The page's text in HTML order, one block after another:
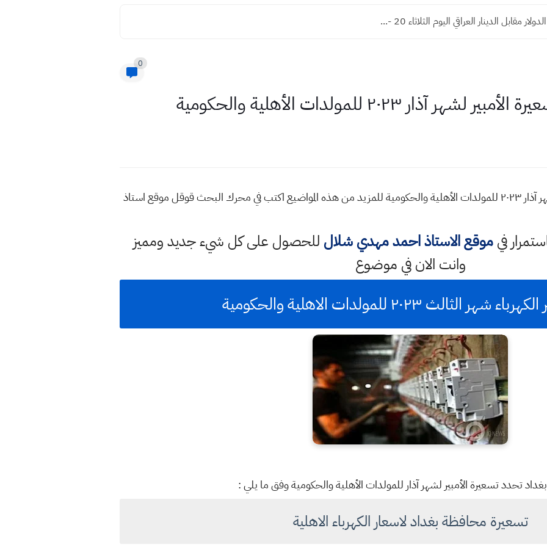
مقابل الدينار العراقي اليوم الثلاثاء 20 -...
0
٢٠٢٣ للمولدات الأهلية والحكومية
محافظة بغداد تحدد تسعيرة الأمبير لشهر آذار ٢٠٢٣ للمولدات الأهلية والحكومية للمزيد من هذه المواضيع اكتب في محرك البحث قوقل موقع استاذ
فيموقع الاستاذ احمد مهدي شلال للحصول على كل شيء جديد ومميز
وانت الان في موضوع
الثالث ٢٠٢٣ للمولدات الاهلية والحكومية
تحدد تسعيرة الأمبير لشهر آذار للمولدات الأهلية والحكومية وفق ما يلي :
تسعيرة محافظة بغداد لاسعار الكهرباء الاهلية